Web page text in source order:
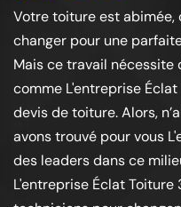
Votre toiture est
changer pour une
Mais ce travail nécessite
comme L'entreprise
devis de toiture. Alors,
avons trouvé pour vous
des leaders dans ce
L'entreprise Éclat Toiture